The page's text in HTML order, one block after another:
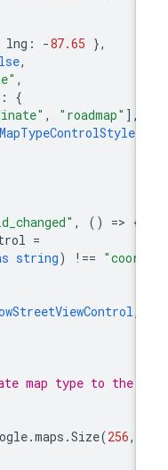
, lng: -87.65
false
, "roadmap"
, () =
as string ) !==
showStreetViewControl
map type to the
google.maps.Size(256